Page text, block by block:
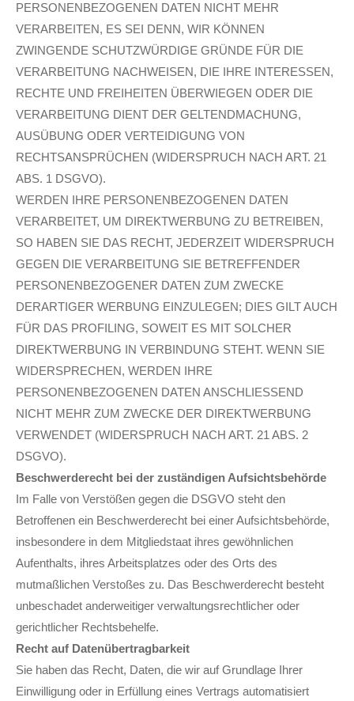
PERSONENBEZOGENEN DATEN NICHT MEHR
VERARBEITEN, ES SEI DENN, WIR KÖNNEN
ZWINGENDE SCHUTZWÜRDIGE GRÜNDE FÜR DIE
VERARBEITUNG NACHWEISEN, DIE IHRE INTERESSEN,
RECHTE UND FREIHEITEN ÜBERWIEGEN ODER DIE
VERARBEITUNG DIENT DER GELTENDMACHUNG,
AUSÜBUNG ODER VERTEIDIGUNG VON
RECHTSANSPRÜCHEN (WIDERSPRUCH NACH ART. 21
ABS. 1 DSGVO).
WERDEN IHRE PERSONENBEZOGENEN DATEN
VERARBEITET, UM DIREKTWERBUNG ZU BETREIBEN,
SO HABEN SIE DAS RECHT, JEDERZEIT WIDERSPRUCH
GEGEN DIE VERARBEITUNG SIE BETREFFENDER
PERSONENBEZOGENER DATEN ZUM ZWECKE
DERARTIGER WERBUNG EINZULEGEN; DIES GILT AUCH
FÜR DAS PROFILING, SOWEIT ES MIT SOLCHER
DIREKTWERBUNG IN VERBINDUNG STEHT. WENN SIE
WIDERSPRECHEN, WERDEN IHRE
PERSONENBEZOGENEN DATEN ANSCHLIESSEND
NICHT MEHR ZUM ZWECKE DER DIREKTWERBUNG
VERWENDET (WIDERSPRUCH NACH ART. 21 ABS. 2
DSGVO).
Beschwerde­recht bei der zuständigen Aufsichts­behörde
Im Falle von Verstößen gegen die DSGVO steht den
Betroffenen ein Beschwerderecht bei einer Aufsichtsbehörde,
insbesondere in dem Mitgliedstaat ihres gewöhnlichen
Aufenthalts, ihres Arbeitsplatzes oder des Orts des
mutmaßlichen Verstoßes zu. Das Beschwerderecht besteht
unbeschadet anderweitiger verwaltungsrechtlicher oder
gerichtlicher Rechtsbehelfe.
Recht auf Daten­übertrag­barkeit
Sie haben das Recht, Daten, die wir auf Grundlage Ihrer
Einwilligung oder in Erfüllung eines Vertrags automatisiert